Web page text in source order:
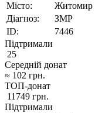
Місто:
Житомир
Діагноз:
ЗМР
ID:
7446
Підтримали
25
Середній донат
≈ 102 грн.
ТОП-донат
11749 грн.
Підтримали